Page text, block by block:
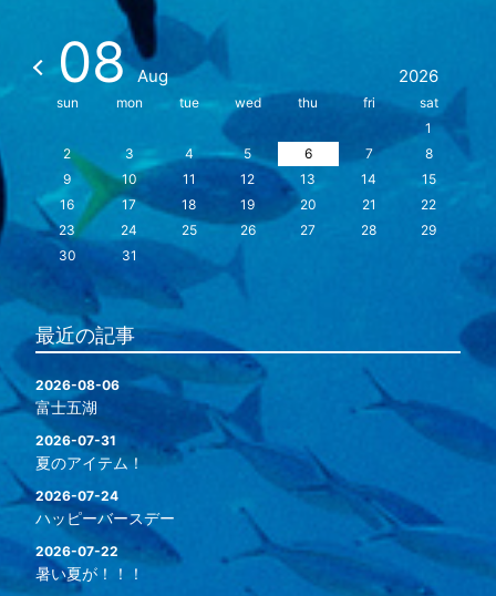
08 Aug 2026
sun mon tue wed thu fri
sat
1
2
3 4 5 6 7
8
9
10 11 12 13 14
15
16
17 18 19 20 21
22
23
24 25 26 27 28
29
30
31
最近の記事
2026-08-06
富士五湖
2026-07-31
夏のアイテム！
2026-07-24
ハッピーバースデー
2026-07-22
暑い夏が！！！